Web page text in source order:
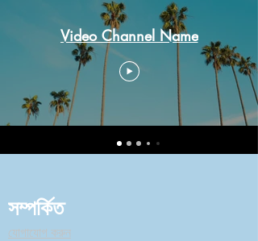
Video Channel Name
সম্পর্কিত
যোগাযোগ করুন